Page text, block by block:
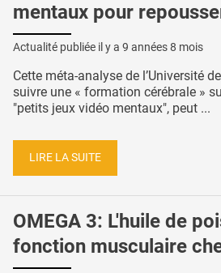
mentaux pour
Actualité publiée il y a 9 années 8 mois
Cette méta-analyse de l’Université
suivre une « formation cérébrale »
"petits jeux vidéo mentaux", peut ...
LIRE LA SUITE
OMEGA 3: L'huile de
fonction musculaire